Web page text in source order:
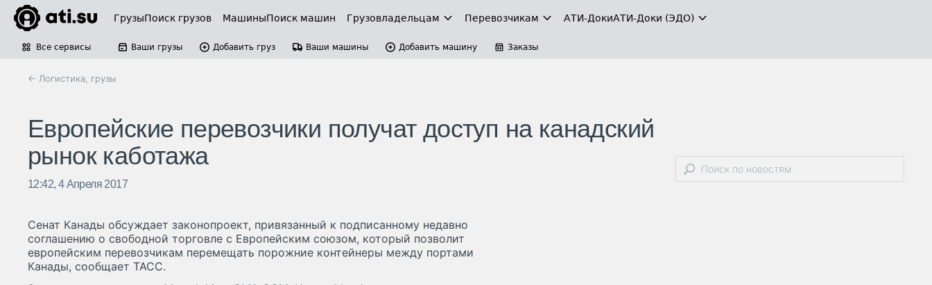
ГрузыПоиск грузов МашиныПоиск машин Грузовладельцам Перевозчикам АТИ-ДокиАТИ-Доки (ЭДО)
Все сервисы Ваши грузы Добавить груз Ваши машины Добавить машину Заказы
← Логистика, грузы
Европейские перевозчики получат доступ на канадский
рынок каботажа
12:42, 4 Апреля 2017
Сенат Канады обсуждает законопроект, привязанный к подписанному недавно
соглашению о свободной торговле с Европейским союзом, который позволит
европейским перевозчикам перемещать порожние контейнеры между портами
Канады, сообщает ТАСС.